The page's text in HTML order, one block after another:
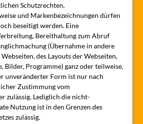
Schutzrechten.
und Markenbezeichnungen dürfen
beseitigt werden. Eine
Bereithaltung zum Abruf
(Übernahme in andere
des Layouts der Webseiten,
Bilder, Programme) ganz oder teilweise,
unveränderter Form ist nur nach
Zustimmung vom
zulässig. Lediglich die nicht-
Nutzung ist in den Grenzen des
zulässig.